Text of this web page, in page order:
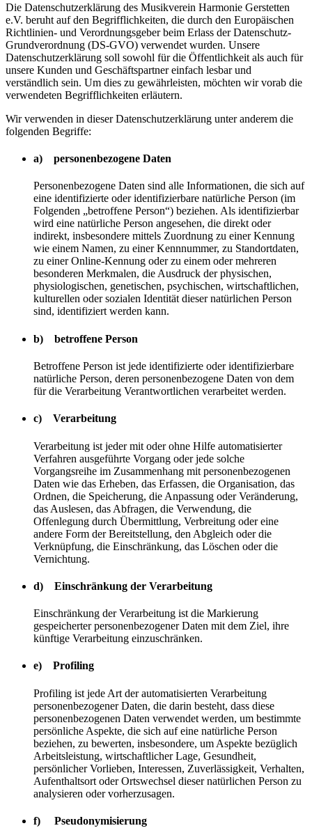
Die Datenschutzerklärung des Musikverein Harmonie Gerstetten
e.V. beruht auf den Begrifflichkeiten, die durch den Europäischen
Richtlinien- und Verordnungsgeber beim Erlass der Datenschutz-
Grundverordnung (DS-GVO) verwendet wurden. Unsere
Datenschutzerklärung soll sowohl für die Öffentlichkeit als auch für
unsere Kunden und Geschäftspartner einfach lesbar und
verständlich sein. Um dies zu gewährleisten, möchten wir vorab die
verwendeten Begrifflichkeiten erläutern.
Wir verwenden in dieser Datenschutzerklärung unter anderem die
folgenden Begriffe:
a) personenbezogene Daten
Personenbezogene Daten sind alle Informationen, die sich auf
eine identifizierte oder identifizierbare natürliche Person (im
Folgenden „betroffene Person“) beziehen. Als identifizierbar
wird eine natürliche Person angesehen, die direkt oder
indirekt, insbesondere mittels Zuordnung zu einer Kennung
wie einem Namen, zu einer Kennnummer, zu Standortdaten,
zu einer Online-Kennung oder zu einem oder mehreren
besonderen Merkmalen, die Ausdruck der physischen,
physiologischen, genetischen, psychischen, wirtschaftlichen,
kulturellen oder sozialen Identität dieser natürlichen Person
sind, identifiziert werden kann.
b) betroffene Person
Betroffene Person ist jede identifizierte oder identifizierbare
natürliche Person, deren personenbezogene Daten von dem
für die Verarbeitung Verantwortlichen verarbeitet werden.
c) Verarbeitung
Verarbeitung ist jeder mit oder ohne Hilfe automatisierter
Verfahren ausgeführte Vorgang oder jede solche
Vorgangsreihe im Zusammenhang mit personenbezogenen
Daten wie das Erheben, das Erfassen, die Organisation, das
Ordnen, die Speicherung, die Anpassung oder Veränderung,
das Auslesen, das Abfragen, die Verwendung, die
Offenlegung durch Übermittlung, Verbreitung oder eine
andere Form der Bereitstellung, den Abgleich oder die
Verknüpfung, die Einschränkung, das Löschen oder die
Vernichtung.
d) Einschränkung der Verarbeitung
Einschränkung der Verarbeitung ist die Markierung
gespeicherter personenbezogener Daten mit dem Ziel, ihre
künftige Verarbeitung einzuschränken.
e) Profiling
Profiling ist jede Art der automatisierten Verarbeitung
personenbezogener Daten, die darin besteht, dass diese
personenbezogenen Daten verwendet werden, um bestimmte
persönliche Aspekte, die sich auf eine natürliche Person
beziehen, zu bewerten, insbesondere, um Aspekte bezüglich
Arbeitsleistung, wirtschaftlicher Lage, Gesundheit,
persönlicher Vorlieben, Interessen, Zuverlässigkeit, Verhalten,
Aufenthaltsort oder Ortswechsel dieser natürlichen Person zu
analysieren oder vorherzusagen.
f) Pseudonymisierung